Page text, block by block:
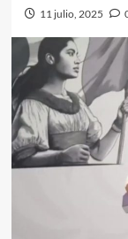
11 julio, 2025